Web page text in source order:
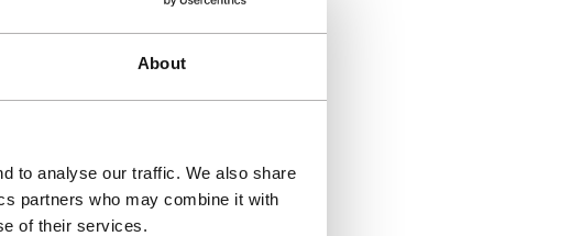
About
to analyse our traffic. We also share
partners who may combine it with
of their services.